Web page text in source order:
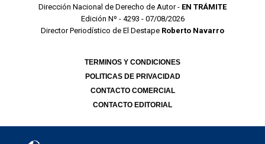
Dirección Nacional de Derecho de Autor - EN TRÁMITE
Edición Nº - 4293 - 07/08/2026
Director Periodístico de El Destape Roberto Navarro
TERMINOS Y CONDICIONES
POLITICAS DE PRIVACIDAD
CONTACTO COMERCIAL
CONTACTO EDITORIAL